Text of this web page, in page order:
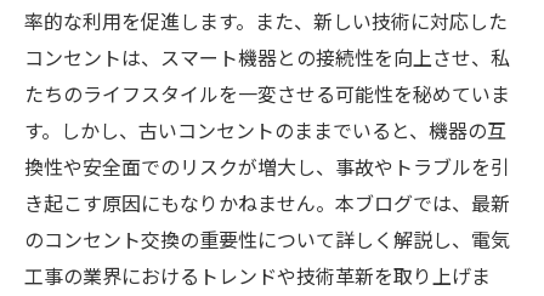
率的な利用を促進します。また、新しい技術に対応した
コンセントは、スマート機器との接続性を向上させ、私
たちのライフスタイルを一変させる可能性を秘めていま
す。しかし、古いコンセントのままでいると、機器の互
換性や安全面でのリスクが増大し、事故やトラブルを引
き起こす原因にもなりかねません。本ブログでは、最新
のコンセント交換の重要性について詳しく解説し、電気
工事の業界におけるトレンドや技術革新を取り上げま